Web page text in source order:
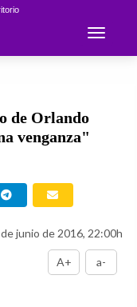
Toggle
de Orlando
venganza"
junio de 2016, 22:00h
A+ a-